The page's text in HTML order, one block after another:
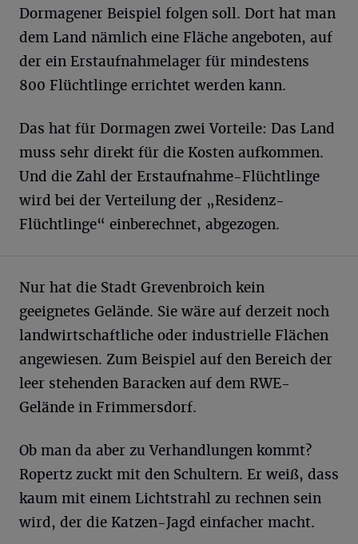
Dormagener Beispiel folgen soll. Dort hat man
dem Land nämlich eine Fläche angeboten, auf
der ein Erstaufnahmelager für mindestens
800 Flüchtlinge errichtet werden kann.
Das hat für Dormagen zwei Vorteile: Das Land
muss sehr direkt für die Kosten aufkommen.
Und die Zahl der Erstaufnahme-Flüchtlinge
wird bei der Verteilung der „Residenz-
Flüchtlinge“ einberechnet, abgezogen.
Nur hat die Stadt Grevenbroich kein
geeignetes Gelände. Sie wäre auf derzeit noch
landwirtschaftliche oder industrielle Flächen
angewiesen. Zum Beispiel auf den Bereich der
leer stehenden Baracken auf dem RWE-
Gelände in Frimmersdorf.
Ob man da aber zu Verhandlungen kommt?
Ropertz zuckt mit den Schultern. Er weiß, dass
kaum mit einem Lichtstrahl zu rechnen sein
wird, der die Katzen-Jagd einfacher macht.